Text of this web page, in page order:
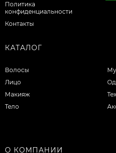
Политика
конфиденциальности
Контакты
КАТАЛОГ
Волосы
Лицо
Макияж
Тело
О КОМПАНИИ